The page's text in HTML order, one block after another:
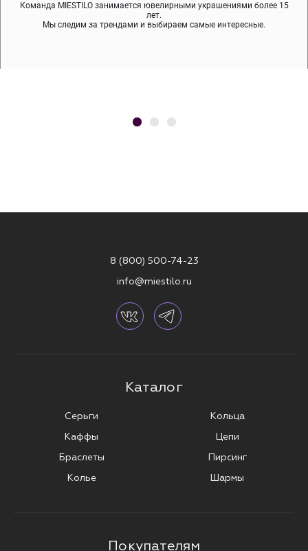
Команда MIESTILO занимается ювелирными украшениями более 15
лет.
Мы следим за трендами и выбираем самые интересные.
Мы используем покрытие (родий, ювелирный сплав), которое не
содержит никеля и свинца — это исключает аллергию.
Во время доставки спокойно примеряйте украшения, выбирайте те,
что вам нравятся, остальные заберёт курьер.
8 (800) 500-74-23
info@miestilo.ru
Каталог
Серьги
Каффы
Браслеты
Колье
Кольца
Цепи
Пирсинг
Шармы
Покупателям